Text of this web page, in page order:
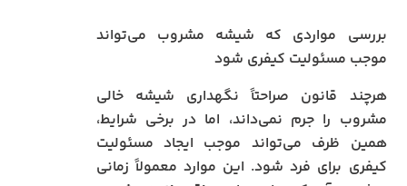
بررسی مواردی که شیشه مشروب می‌تواند
موجب مسئولیت کیفری شود
هرچند قانون صراحتاً نگهداری شیشه خالی
مشروب را جرم نمی‌داند، اما در برخی شرایط،
همین ظرف می‌تواند موجب ایجاد مسئولیت
کیفری برای فرد شود. این موارد معمولاً زمانی